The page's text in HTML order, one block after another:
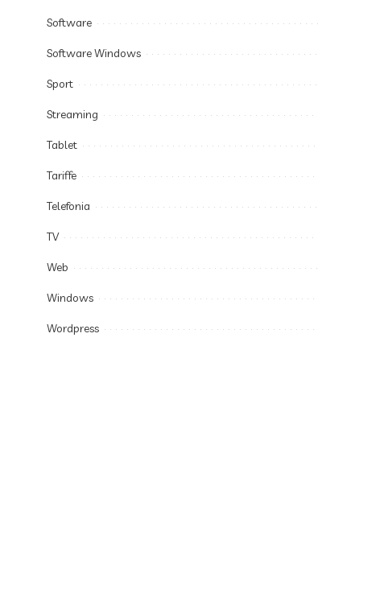
Software
Software Windows
Sport
Streaming
Tablet
Tariffe
Telefonia
TV
Web
Windows
Wordpress